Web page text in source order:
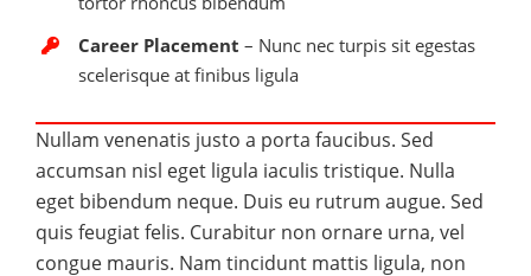
Career Placement – Nunc nec turpis sit egestas
scelerisque at finibus ligula
Nullam venenatis justo a porta faucibus. Sed
accumsan nisl eget ligula iaculis tristique. Nulla
eget bibendum neque. Duis eu rutrum augue. Sed
quis feugiat felis. Curabitur non ornare urna, vel
congue mauris. Nam tincidunt mattis ligula, non